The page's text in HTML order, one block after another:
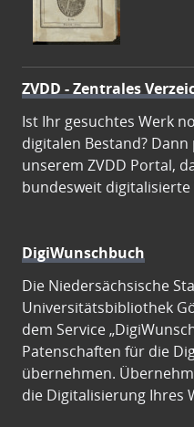
ZVDD - Zentrales
Ist Ihr gesuchtes Werk
digitalen Bestand?
unserem ZVDD Portal,
bundesweit digitalisierte
DigiWunschbuch
Die Niedersächsische
Universitätsbibliothek
dem Service
Patenschaften für die
übernehmen.
die Digitalisierung Ihres